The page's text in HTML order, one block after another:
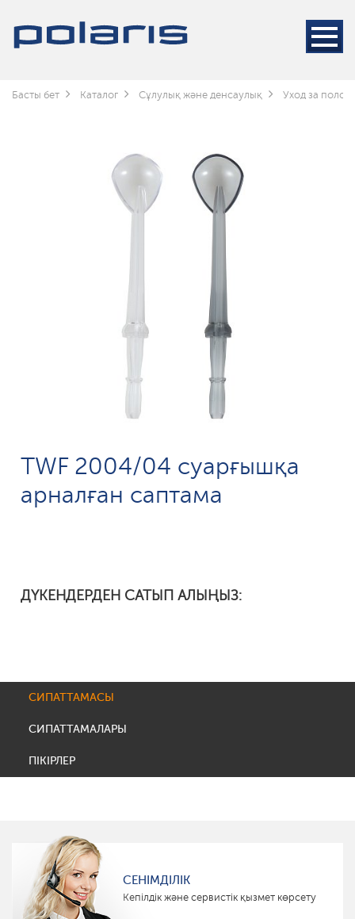
Басты бет Каталог Сұлулық және денсаулық Уход за
TWF 2004/04 суарғышқа
арналған саптама
ДҮКЕНДЕРДЕН САТЫП АЛЫҢЫЗ:
СИПАТТАМАСЫ
СИПАТТАМАЛАРЫ
ПІКІРЛЕР
СЕНІМДІЛІК
Кепілдік және сервистік қызмет көрсету